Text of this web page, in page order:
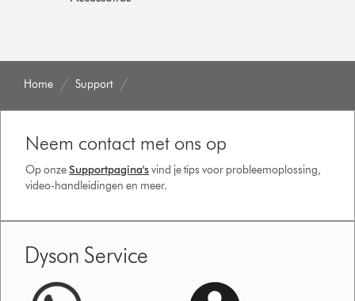
Home Support
Neem contact met ons op
Op onzeSupportpagina'svind je tips voor probleemoplossing,
video-handleidingen en meer.
Dyson Service